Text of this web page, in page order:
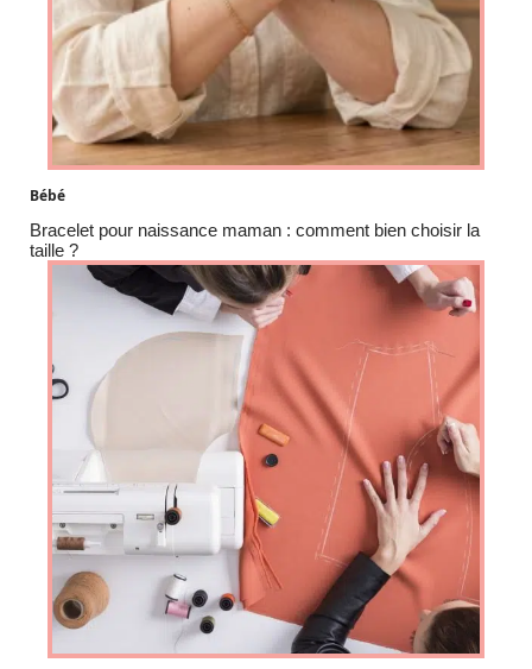
Bébé
Bracelet pour naissance maman : comment bien choisir la
taille ?